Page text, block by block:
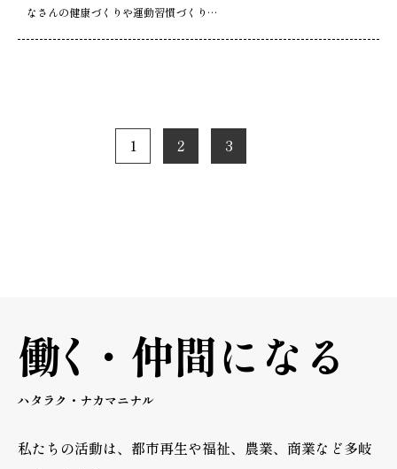
なさんの健康づくりや運動習慣づくり…
1 2 3
働く ・ 仲間になる
ハタラク・ナカマニナル
私たちの活動は、都市再生や福祉、農業、商業など多岐